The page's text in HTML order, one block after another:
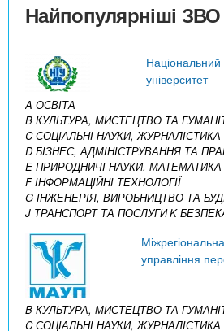
Найпопулярніші ЗВО
університет
A ОСВІТА
B КУЛЬТУРА, МИСТЕЦТВО ТА
C СОЦІАЛЬНІ НАУКИ,
D БІЗНЕС, АДМІНІСТРУВАННЯ ТА
E ПРИРОДНИЧІ НАУКИ,
F ІНФОРМАЦІЙНІ ТЕХНОЛОГІЇ
G ІНЖЕНЕРІЯ, ВИРОБНИЦТВО ТА
J ТРАНСПОРТ ТА ПОСЛУГИK
управління
B КУЛЬТУРА, МИСТЕЦТВО ТА
C СОЦІАЛЬНІ НАУКИ,